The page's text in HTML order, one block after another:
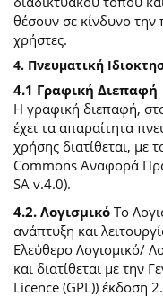
θέσουν σε κίνδυνο
χρήστες.
4. Πνευματική
4.1 Γραφική Διεπαφή
Η γραφική διεπαφή,
έχει τα απαραίτητα
χρήσης διατίθεται, με
Commons Αναφορά
SA v.4.0).
4.2. ΛογισμικόΤο
ανάπτυξη και
Ελεύθερο Λογισμικό/
και διατίθεται με την
Licence (GPL)) έκδοση